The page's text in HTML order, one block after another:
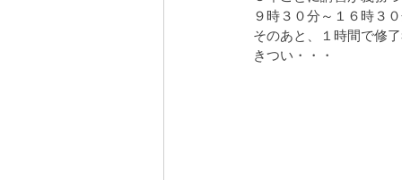
安曇野の家５ 営業 屋敷林のあ
９時３０分～１６時３
そのあと、１時間で修
きつい・・・